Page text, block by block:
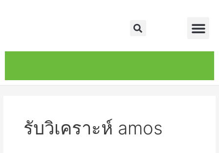
Search
รับวิเคราะห์ amos